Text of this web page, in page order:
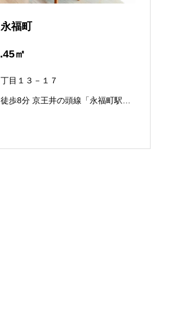
福町
㎡
目１３－１７
歩8分 京王井の頭線「永福町駅」